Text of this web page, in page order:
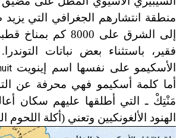
منطقة انتشارهم الجغرافي التي
إلى الشرق على 8000
فقير، باستثناء بعض نباتات
الأسكيمو على نفسها اسم إينويت
أما كلمة أسكيمو فهي محرفة عن
مَنْتِكْ ـ التي أطلقها عليهم سكان
الهنود الألغونكيين وتعني (أكلة اللحوم